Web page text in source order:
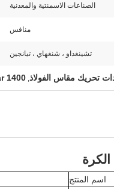
الصناعات الاسمنتية والمعدنية
منافس
تشينغداو ، شنغهاي ، تيانجين
تحريك مقاس الفولاذ,
1400 HP Gear Girth Gear
اسم المنتج